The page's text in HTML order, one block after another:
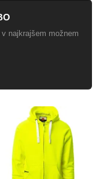
najkrajšem možnem